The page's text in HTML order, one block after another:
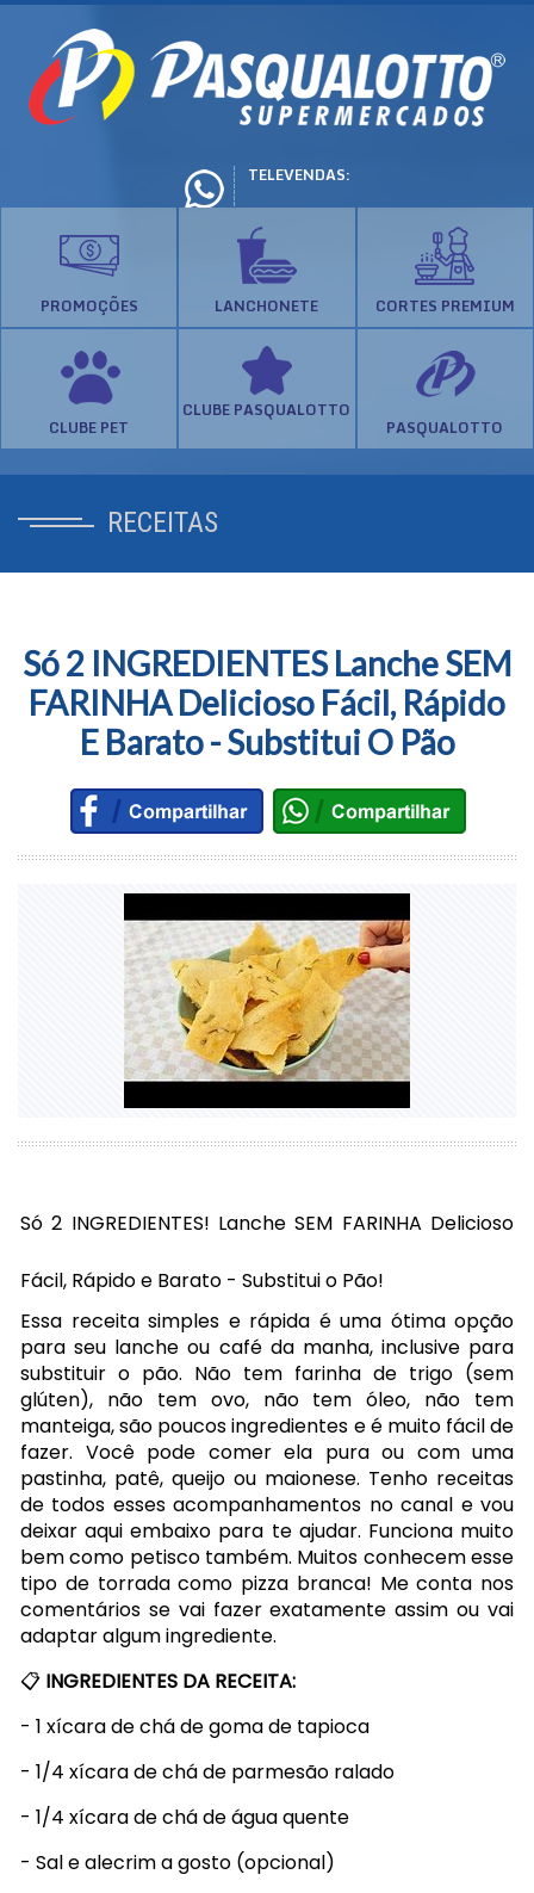
TELEVENDAS:
PROMOÇÕES LANCHONETE CORTES PREMIUM
CLUBE PET
CLUBE PASQUALOTTO
PASQUALOTTO
RECEITAS
Só 2 INGREDIENTES Lanche SEM
FARINHA Delicioso Fácil, Rápido
E Barato - Substitui O Pão
Só 2 INGREDIENTES! Lanche SEM FARINHA Delicioso
Fácil, Rápido e Barato - Substitui o Pão!
Essa receita simples e rápida é uma ótima opção
para seu lanche ou café da manha, inclusive para
substituir o pão. Não tem farinha de trigo (sem
glúten), não tem ovo, não tem óleo, não tem
manteiga, são poucos ingredientes e é muito fácil de
fazer. Você pode comer ela pura ou com uma
pastinha, patê, queijo ou maionese. Tenho receitas
de todos esses acompanhamentos no canal e vou
deixar aqui embaixo para te ajudar. Funciona muito
bem como petisco também. Muitos conhecem esse
tipo de torrada como pizza branca! Me conta nos
comentários se vai fazer exatamente assim ou vai
adaptar algum ingrediente.
📋 INGREDIENTES DA RECEITA:
- 1 xícara de chá de goma de tapioca
- 1/4 xícara de chá de parmesão ralado
- 1/4 xícara de chá de água quente
- Sal e alecrim a gosto (opcional)